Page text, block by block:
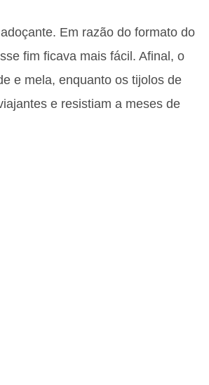
Em razão do formato do
fim ficava mais fácil. Afinal, o
e mela, enquanto os tijolos de
e resistiam a meses de